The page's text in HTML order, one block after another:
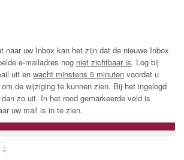
naar uw Inbox kan het zijn dat de nieuwe Inbox
e-mailadres nog niet zichtbaar is. Log bij
uit en wacht minstens 5 minuten voordat u
de wijziging te kunnen zien. Bij het ingelogd
zo uit. In het rood gemarkeerde veld is
uw mail is in te zien.